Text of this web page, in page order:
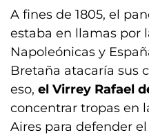
A fines de 1805, el
estaba en llamas por
Napoleónicas y
Bretaña atacaría sus
eso, el Virrey Rafael
concentrar tropas en
Aires para defender